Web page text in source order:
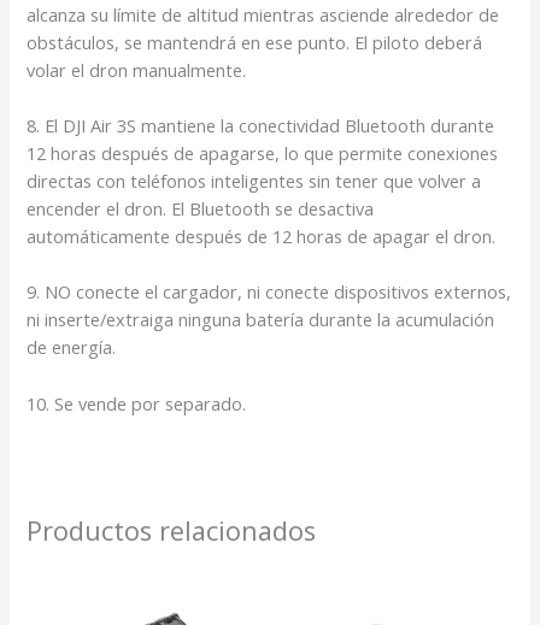
alcanza su límite de altitud mientras asciende alrededor de
obstáculos, se mantendrá en ese punto. El piloto deberá
volar el dron manualmente.
8. El DJI Air 3S mantiene la conectividad Bluetooth durante
12 horas después de apagarse, lo que permite conexiones
directas con teléfonos inteligentes sin tener que volver a
encender el dron. El Bluetooth se desactiva
automáticamente después de 12 horas de apagar el dron.
9. NO conecte el cargador, ni conecte dispositivos externos,
ni inserte/extraiga ninguna batería durante la acumulación
de energía.
10. Se vende por separado.
Productos relacionados